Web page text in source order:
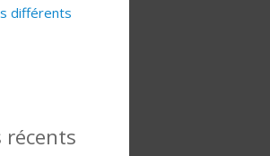
différents